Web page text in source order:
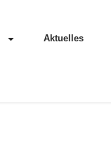
Aktuelles